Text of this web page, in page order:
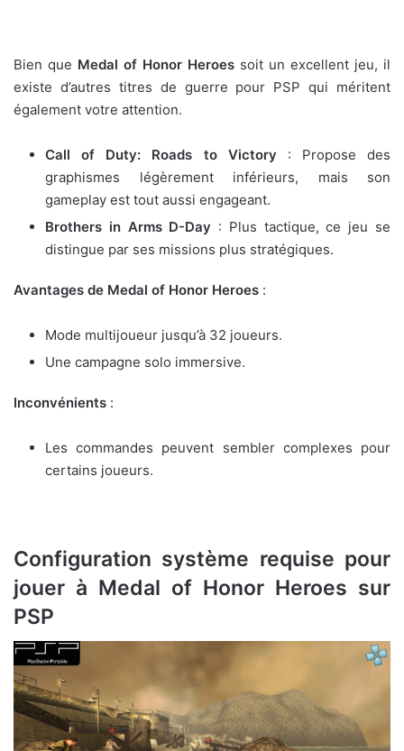
Bien que Medal of Honor Heroes soit un excellent jeu, il
existe d’autres titres de guerre pour PSP qui méritent
également votre attention.
Call of Duty: Roads to Victory : Propose des
graphismes légèrement inférieurs, mais son
gameplay est tout aussi engageant.
Brothers in Arms D-Day : Plus tactique, ce jeu se
distingue par ses missions plus stratégiques.
Avantages de Medal of Honor Heroes :
Mode multijoueur jusqu’à 32 joueurs.
Une campagne solo immersive.
Inconvénients :
Les commandes peuvent sembler complexes pour
certains joueurs.
Configuration système requise pour
jouer à Medal of Honor Heroes sur
PSP